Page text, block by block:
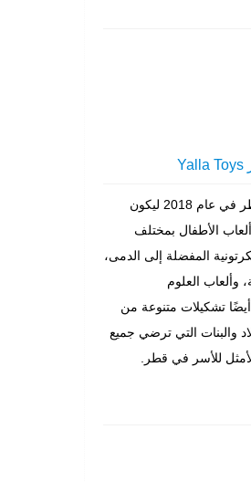
تم إطلاق متجر يلا تويز قطر في عام 2018 ليكون
الأطفال بمختلف
المفضلة إلى الدمى،
وألعاب العلوم
أيضًا تشكيلات متنوعة من
والبنات التي ترضي جميع
للأسر في قطر.